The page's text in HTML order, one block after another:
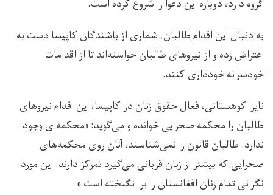
گروه دارد، دوباره این دعوا را شروع کرده است.
به دنبال این اقدام طالبان، شماری از باشندگان کاپیسا دست به
اعتراض زده و از نیروهای طالبان خواسته‌اند تا از اقدامات
خودسرانه خودداری کنند.
نایرا کوهستانی، فعال حقوق زنان در کاپیسا، این اقدام نیروهای
طالبان را محکمه صحرایی خوانده و می‌گوید: «محکمه‌ای وجود
ندارد. طالبان قانون را نمی‌شناسند، آنان روی محکمه‌های
صحرایی که بیشتر از زنان قربانی می‌گیرد تمرکز دارند. این مورد
نگرانی تمام زنان افغانستان را بر انگیخته است.»